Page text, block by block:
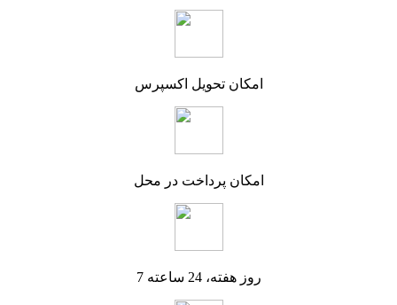
امکان تحویل اکسپرس
امکان پرداخت در محل
7 روز هفته، 24 ساعته